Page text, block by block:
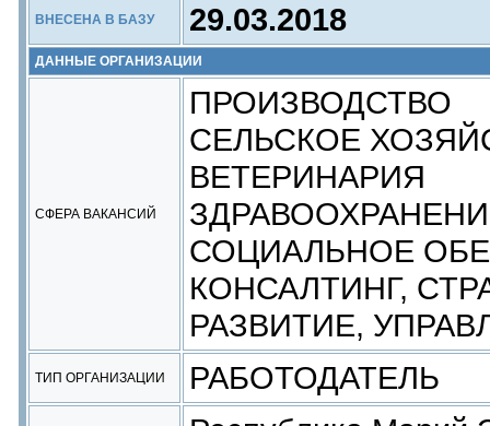
ВНЕСЕНА В БАЗУ 29.03.2018
ДАННЫЕ ОРГАНИЗАЦИИ
СФЕРА ВАКАНСИЙ
ПРОИЗВОДСТВО
СЕЛЬСКОЕ
ВЕТЕРИНАРИЯ
СОЦИАЛЬНОЕ
КОНСАЛТИНГ,
РАЗВИТИЕ,
ТИП ОРГАНИЗАЦИИ РАБОТОДАТЕЛЬ